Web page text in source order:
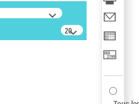
20
résultats/page